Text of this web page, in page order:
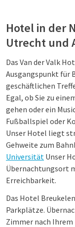
Hotel in der
Utrecht und
Das Van der Valk
Ausgangspunkt für
geschäftlichen
Egal, ob Sie zu
gehen oder ein
Fußballspiel oder
Unser Hotel liegt
Gehweite zum
Universität Unser
Übernachtungsort
Erreichbarkeit.
Das Hotel
Parkplätze.
Zimmer nach